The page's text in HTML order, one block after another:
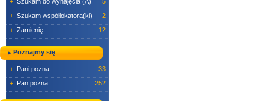
+ Szukam współlokatora(ki)
2
+ Zamienię 12
Poznajmy się
+ Pani pozna ...
33
+ Pan pozna ... 252